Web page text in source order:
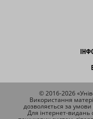
© 2016-2026
Використання
дозволяється за
Для інтернет-видань